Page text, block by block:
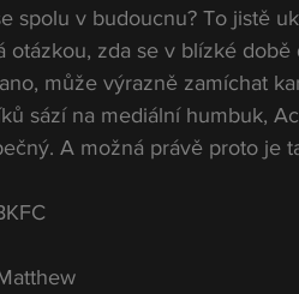
spolu v budoucnu? To jistě
otázkou, zda se v blízké
může výrazně zamíchat
sází na mediální humbuk,
A možná právě proto je